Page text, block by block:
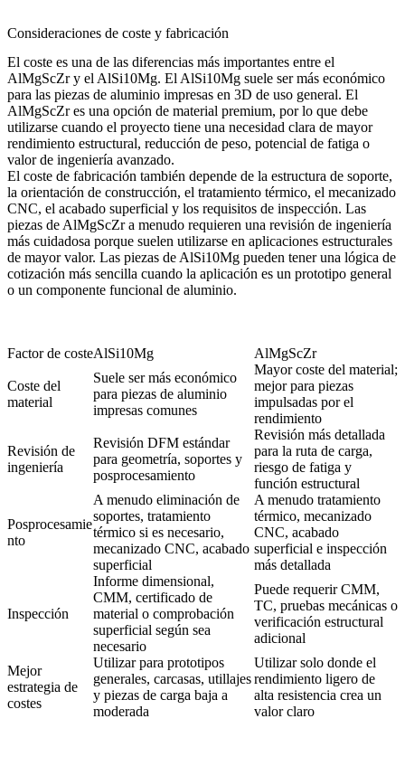
Consideraciones de coste y fabricación
El coste es una de las diferencias más importantes entre el
AlMgScZr y el AlSi10Mg. El AlSi10Mg suele ser más económico
para las piezas de aluminio impresas en 3D de uso general. El
AlMgScZr es una opción de material premium, por lo que debe
utilizarse cuando el proyecto tiene una necesidad clara de mayor
rendimiento estructural, reducción de peso, potencial de fatiga o
valor de ingeniería avanzado.
El coste de fabricación también depende de la estructura de soporte,
la orientación de construcción, el tratamiento térmico, el mecanizado
CNC, el acabado superficial y los requisitos de inspección. Las
piezas de AlMgScZr a menudo requieren una revisión de ingeniería
más cuidadosa porque suelen utilizarse en aplicaciones estructurales
de mayor valor. Las piezas de AlSi10Mg pueden tener una lógica de
cotización más sencilla cuando la aplicación es un prototipo general
o un componente funcional de aluminio.
Factor de costeAlSi10Mg AlMgScZr
Coste del
material
Suele ser más económico
para piezas de aluminio
impresas comunes
Mayor coste del material;
mejor para piezas
impulsadas por el
rendimiento
Revisión de
ingeniería
Revisión DFM estándar
para geometría, soportes y
posprocesamiento
Revisión más detallada
para la ruta de carga,
riesgo de fatiga y
función estructural
Posprocesamie
nto
A menudo eliminación de
soportes, tratamiento
térmico si es necesario,
mecanizado CNC, acabado
superficial
A menudo tratamiento
térmico, mecanizado
CNC, acabado
superficial e inspección
más detallada
Inspección
Informe dimensional,
CMM, certificado de
material o comprobación
superficial según sea
necesario
Puede requerir CMM,
TC, pruebas mecánicas o
verificación estructural
adicional
Mejor
estrategia de
costes
Utilizar para prototipos
generales, carcasas, utillajes
y piezas de carga baja a
moderada
Utilizar solo donde el
rendimiento ligero de
alta resistencia crea un
valor claro